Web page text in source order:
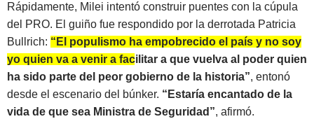
Rápidamente, Milei intentó construir puentes con la cúpula
del PRO. El guiño fue respondido por la derrotada Patricia
Bullrich: “El populismo ha empobrecido el país y no soy
yo quien va a venir a facilitar a que vuelva al poder quien
ha sido parte del peor gobierno de la historia”, entonó
desde el escenario del búnker. “Estaría encantado de la
vida de que sea Ministra de Seguridad”, afirmó.